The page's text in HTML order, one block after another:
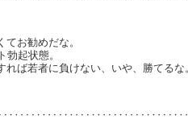
お勧めだな。
起状態。
ば若者に負けない、いや、勝てるな